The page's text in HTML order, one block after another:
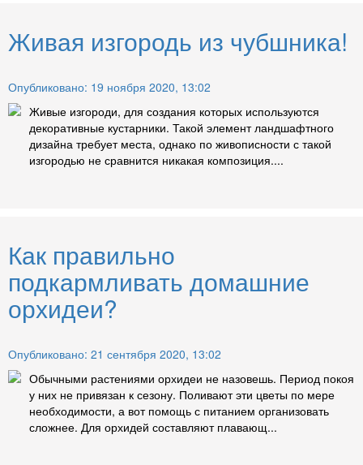
Живая изгородь из чубшника!
Опубликовано: 19 ноября 2020, 13:02
Живые изгороди, для создания которых используются
декоративные кустарники. Такой элемент ландшафтного
дизайна требует места, однако по живописности с такой
изгородью не сравнится никакая композиция....
Как правильно
подкармливать домашние
орхидеи?
Опубликовано: 21 сентября 2020, 13:02
Обычными растениями орхидеи не назовешь. Период покоя
у них не привязан к сезону. Поливают эти цветы по мере
необходимости, а вот помощь с питанием организовать
сложнее. Для орхидей составляют плавающ...